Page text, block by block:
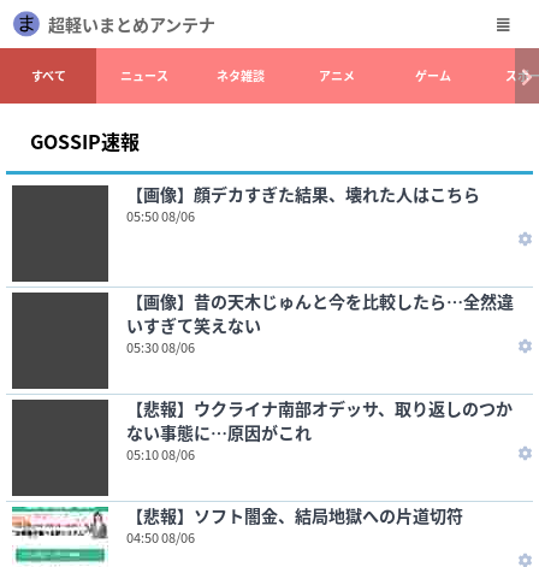
超軽いまとめアンテナ
すべて ニュース ネタ雑談 アニメ ゲーム スポ
GOSSIP速報
【画像】顔デカすぎた結果、壊れた人はこちら
05:50 08/06
【画像】昔の天木じゅんと今を比較したら…全然違
いすぎて笑えない
05:30 08/06
【悲報】ウクライナ南部オデッサ、取り返しのつか
ない事態に…原因がこれ
05:10 08/06
【悲報】ソフト闇金、結局地獄への片道切符
04:50 08/06